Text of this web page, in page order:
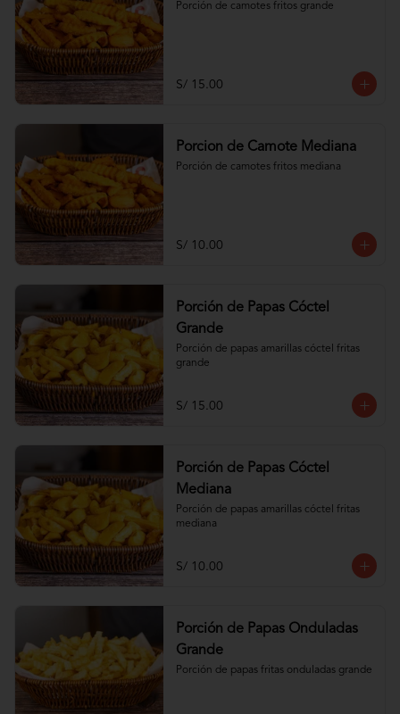
Porción de camotes fritos grande
S/ 15.00
Porcion de Camote Mediana
Porción de camotes fritos mediana
S/ 10.00
Porción de Papas Cóctel
Grande
Porción de papas amarillas cóctel fritas
grande
S/ 15.00
Porción de Papas Cóctel
Mediana
Porción de papas amarillas cóctel fritas
mediana
S/ 10.00
Porción de Papas Onduladas
Grande
Porción de papas fritas onduladas grande